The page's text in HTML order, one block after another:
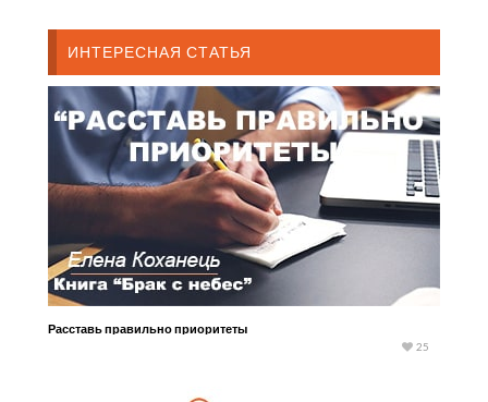
ИНТЕРЕСНАЯ СТАТЬЯ
Расставь правильно приоритеты
25